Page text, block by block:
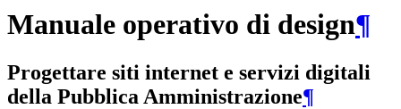
Manuale operativo di design¶
Progettare siti internet e servizi digitali
della Pubblica Amministrazione¶